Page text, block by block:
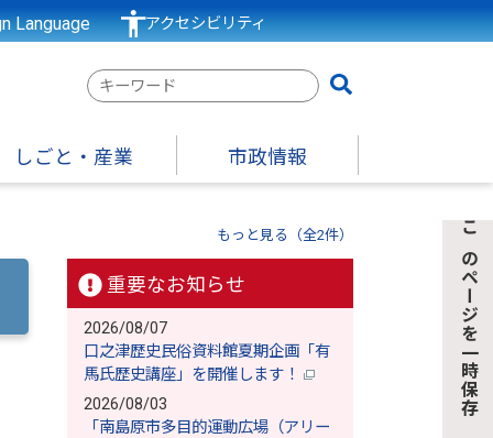
Language アクセシビリティ
検
ー
ワ
しごと・産業 市政情報
もっと見る（全2件）
重要なお知らせ
2026/08/07
口之津歴史民俗資料館夏期企画「有
馬氏歴史講座」を開催します！
2026/08/03
「南島原市多目的運動広場（アリー
このページを一時保存